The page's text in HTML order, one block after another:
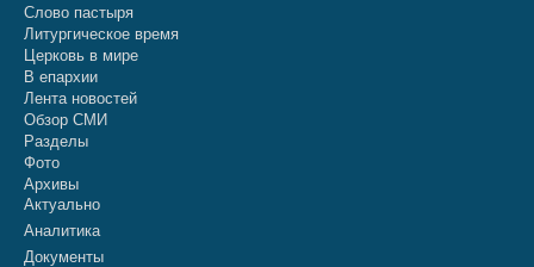
Слово пастыря
Литургическое время
Церковь в мире
В епархии
Лента новостей
Обзор СМИ
Разделы
Фото
Архивы
Актуально
Аналитика
Документы